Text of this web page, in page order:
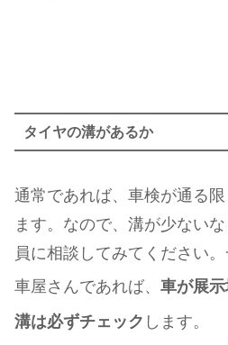
タイヤの溝があるか
通常であれば、車検が通る
ます。なので、溝が少ない
員に相談してみてください
車屋さんであれば、 車が展
溝は必ずチェック します。